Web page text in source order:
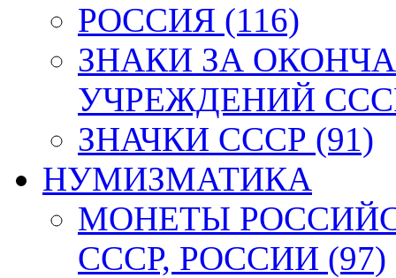
РОССИЯ (116)
ЗНАКИ ЗА
УЧРЕЖДЕНИЙ
ЗНАЧКИ СССР (91)
НУМИЗМАТИКА
МОНЕТЫ
СССР, РОССИИ (97)